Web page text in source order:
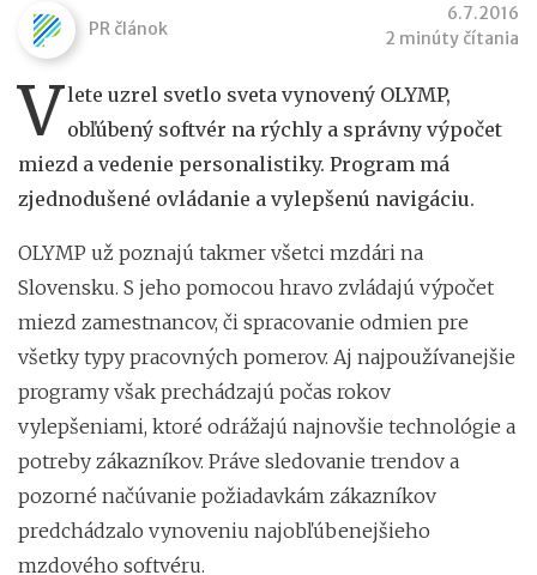
PR článok
6.7.2016
2 minúty čítania
Vlete uzrel svetlo sveta vynovený OLYMP,
obľúbený softvér na rýchly a správny výpočet
miezd a vedenie personalistiky. Program má
zjednodušené ovládanie a vylepšenú navigáciu.
OLYMP už poznajú takmer všetci mzdári na
Slovensku. S jeho pomocou hravo zvládajú výpočet
miezd zamestnancov, či spracovanie odmien pre
všetky typy pracovných pomerov. Aj najpoužívanejšie
programy však prechádzajú počas rokov
vylepšeniami, ktoré odrážajú najnovšie technológie a
potreby zákazníkov. Práve sledovanie trendov a
pozorné načúvanie požiadavkám zákazníkov
predchádzalo vynoveniu najobľúbenejšieho
mzdového softvéru.